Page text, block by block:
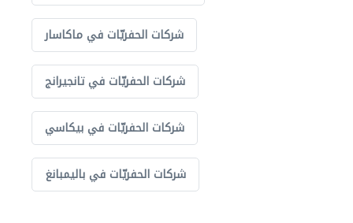
شركات الحفريّات في ماكاسار
شركات الحفريّات في تانجيرانج
شركات الحفريّات في بيكاسي
شركات الحفريّات في باليمبانغ